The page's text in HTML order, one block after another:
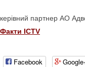
керівний партнер АО
Факти ICTV
Facebook